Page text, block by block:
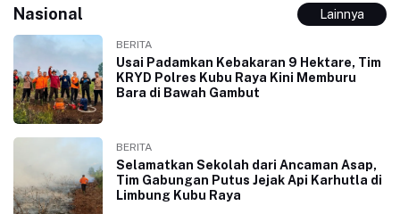
Nasional Lainnya
BERITA
Usai Padamkan Kebakaran 9 Hektare, Tim
KRYD Polres Kubu Raya Kini Memburu
Bara di Bawah Gambut
BERITA
Selamatkan Sekolah dari Ancaman Asap,
Tim Gabungan Putus Jejak Api Karhutla di
Limbung Kubu Raya